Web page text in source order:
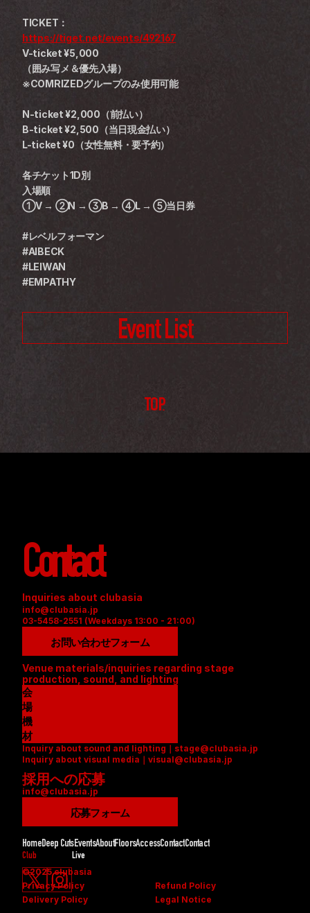
TICKET：
https://tiget.net/events/492167
V-ticket ¥5,000
（囲み写メ＆優先入場）
※COMRIZEDグループのみ使用可能
N-ticket ¥2,000（前払い）
B-ticket ¥2,500（当日現金払い）
L-ticket ¥0（女性無料・要予約）
各チケット1D別
入場順
①V → ②N → ③B → ④L → ⑤当日券
#レベルフォーマン
#AIBECK
#LEIWAN
#EMPATHY
Event List
TOP
Contact
Inquiries about clubasia
info@clubasia.jp
03-5458-2551 (Weekdays 13:00 - 21:00)
お問い合わせフォーム
Venue materials/inquiries regarding stage
production, sound, and lighting
会
場
資
料
(
P
D
F
機
材
リ
ス
ト
(
D
F
)
Inquiry about sound and lighting｜stage@clubasia.jp
Inquiry about visual media｜visual@clubasia.jp
採用への応募
info@clubasia.jp
応募フォーム
HomeDeep CutsEventsAboutFloorsAccessContactContact
Club Live
©2025 clubasia
Privacy Policy
Refund Policy
Delivery Policy
Legal Notice